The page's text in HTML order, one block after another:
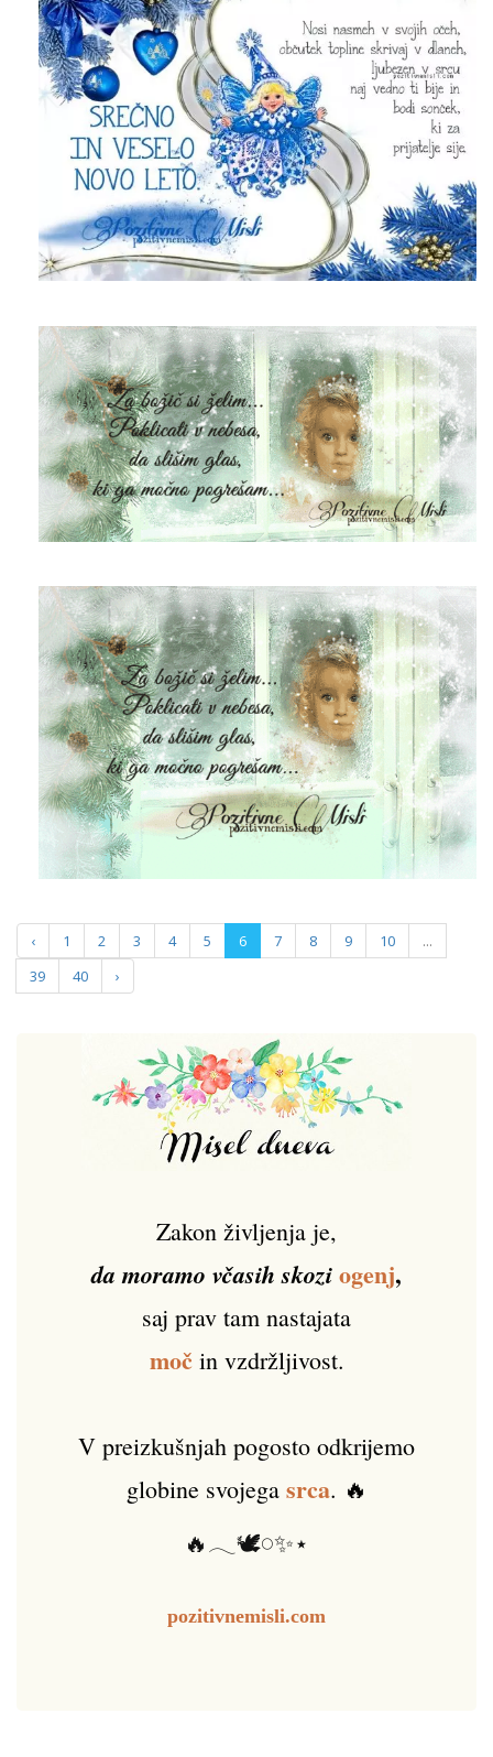
‹ 1 2 3 4 5 6 7 8 9 10
...
39
40 ›
Zakon življenja je,
da moramo včasih skoziogenj,
saj prav tam nastajata
močin vzdržljivost.
V preizkušnjah pogosto odkrijemo
globine svojega srca. 🔥
🔥𓂃🕊️𓏸✨⋆
pozitivnemisli.com